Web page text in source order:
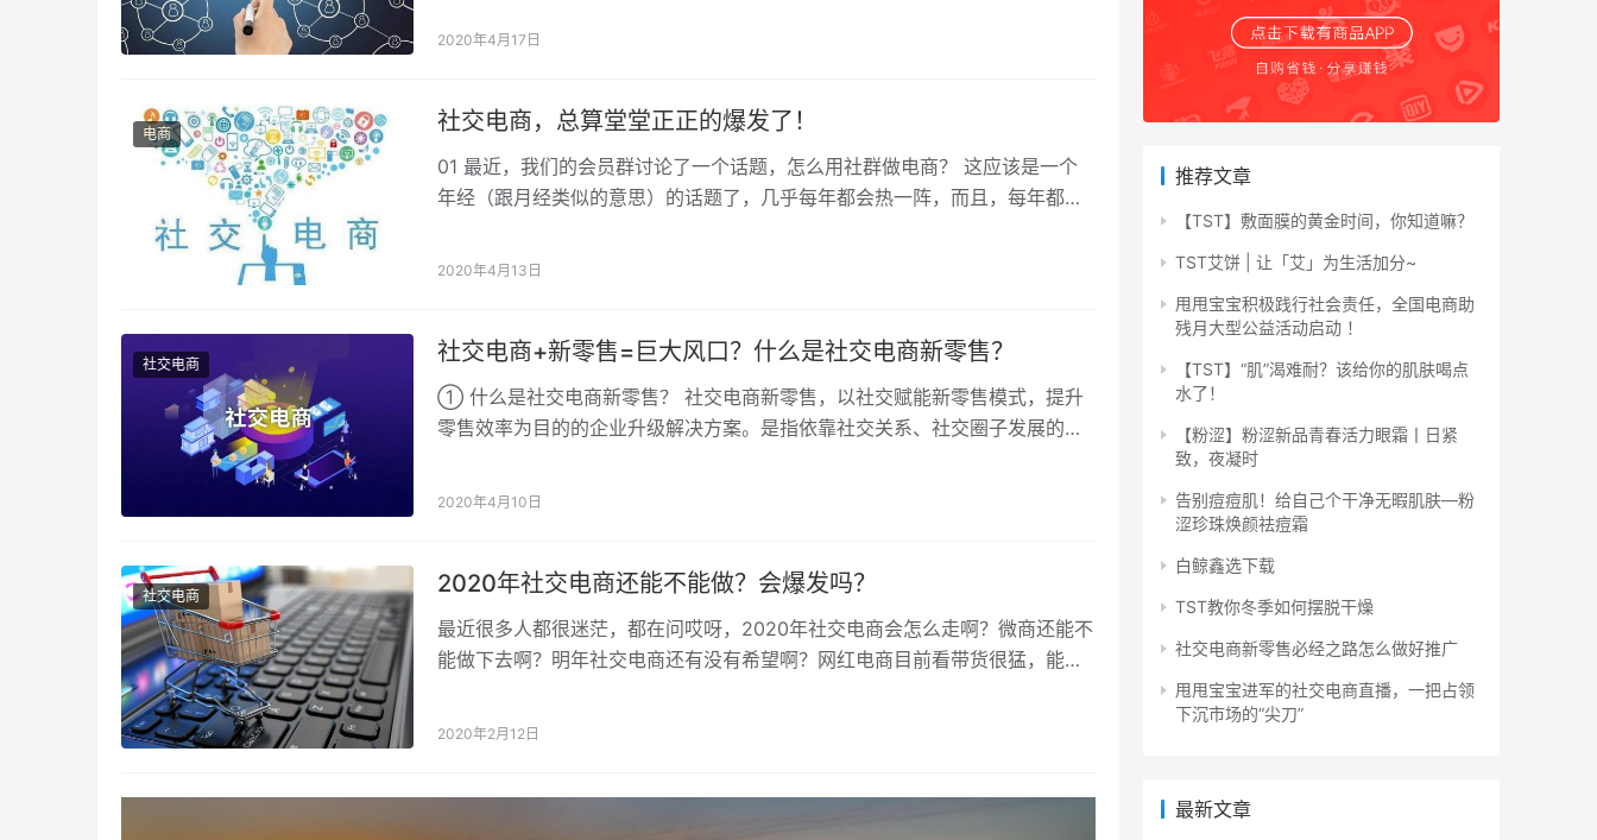
2020年4月17日
电商 社交电商，总算堂堂正正的爆发了！
01 最近，我们的会员群讨论了一个话题，怎么用社群做电商？ 这应该是一个
年经（跟月经类似的意思）的话题了，几乎每年都会热一阵，而且，每年都会
2020年4月13日
社交电商 社交电商+新零售=巨大风口？什么是社交电商新零售？
① 什么是社交电商新零售？ 社交电商新零售，以社交赋能新零售模式，提升
零售效率为目的的企业升级解决方案。是指依靠社交关系、社交圈子发展的一
2020年4月10日
社交电商 2020年社交电商还能不能做？会爆发吗？
最近很多人都很迷茫，都在问哎呀，2020年社交电商会怎么走啊？微商还能不
能做下去啊？明年社交电商还有没有希望啊？网红电商目前看带货很猛，能持
2020年2月12日
推荐文章
【TST】敷面膜的黄金时间，你知道嘛？
TST艾饼 | 让「艾」为生活加分~
甩甩宝宝积极践行社会责任，全国电商助
残月大型公益活动启动 ！
【TST】“肌”渴难耐？该给你的肌肤喝点
水了！
【粉涩】粉涩新品青春活力眼霜丨日紧
致，夜凝时
告别痘痘肌！给自己个干净无暇肌肤—粉
涩珍珠焕颜祛痘霜
白鲸鑫选下载
TST教你冬季如何摆脱干燥
社交电商新零售必经之路怎么做好推广
甩甩宝宝进军的社交电商直播，一把占领
下沉市场的“尖刀”
最新文章